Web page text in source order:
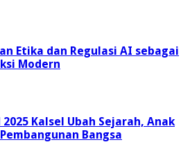
Etika dan Regulasi AI sebagai
Modern
Kalsel Ubah Sejarah, Anak
Bangsa